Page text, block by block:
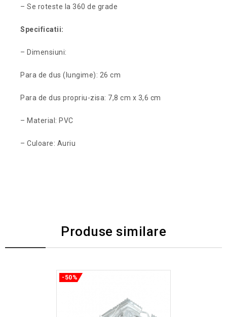
– Se roteste la 360 de grade
Specificatii:
– Dimensiuni:
Para de dus (lungime): 26 cm
Para de dus propriu-zisa: 7,8 cm x 3,6 cm
– Material: PVC
– Culoare: Auriu
Produse similare
-50%